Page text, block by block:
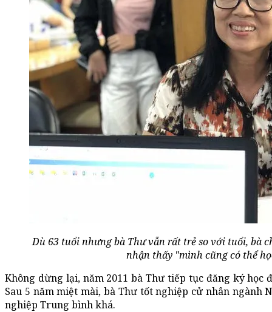
Dù 63 tuổi nhưng bà Thư vẫn rất trẻ so với tuổi, bà
nhận thấy "mình cũng có thể
Không dừng lại, năm 2011 bà Thư tiếp tục đăng ký học
Sau 5 năm miệt mài, bà Thư tốt nghiệp cử nhân ngành
nghiệp Trung bình khá.